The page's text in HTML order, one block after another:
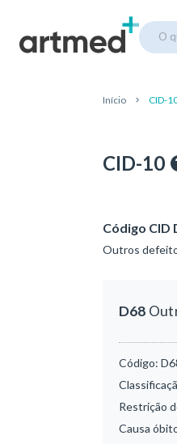
O
Início CID-
CID-10
Código CID
Outros
D68
Código:
Restrição
Causa